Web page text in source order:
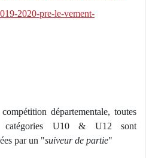
2020-pre-le-vement-
départementale, toutes
catégories U10 & U12 sont
par un "suiveur de partie"